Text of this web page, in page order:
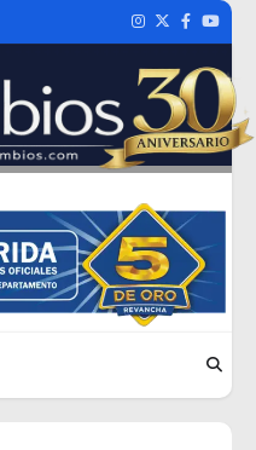
Instagram
TwitterFacebook